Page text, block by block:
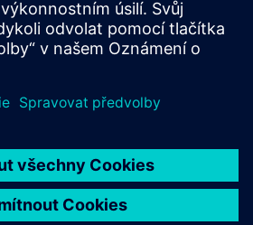
s nebývalým výkonem.